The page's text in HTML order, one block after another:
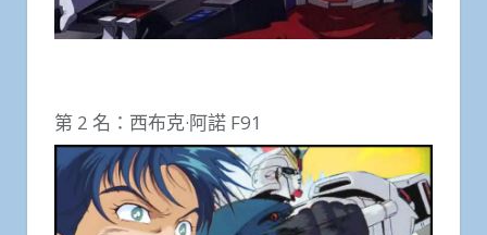
第 2 名：西布克·阿諾 F91